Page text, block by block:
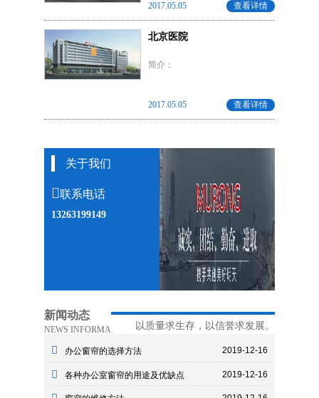
2017.05.05 查看详情
北京医院
简介：
2017.05.05 查看详情
关于我们
联系电话
13263199149
新闻动态
NEWS INFORMA 以质量求生存，以信誉求发展。
办公窗帘的选择方法 2019-12-16
各种办公室窗帘的用途及优缺点 2019-12-16